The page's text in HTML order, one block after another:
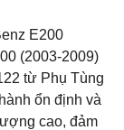
E200
(2003-2009)
từ Phụ Tùng
ổn định và
cao, đảm